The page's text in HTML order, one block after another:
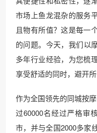
市场上鱼龙混杂的服务
且物有所值？这是每一
的问题。今天，我们以
多年行业经验，为您梳
享受舒适的同时，避开所
作为全国领先的同城按
过60000名经过严格审
市，并与全国2000多家